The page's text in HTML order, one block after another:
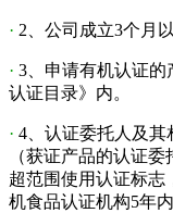
· 2、公司成立3个月
· 3、申请有机认证
认证目录》内。
· 4、认证委托人及其
（获证产品的认证
超范围使用认证标志
机食品认证机构5年